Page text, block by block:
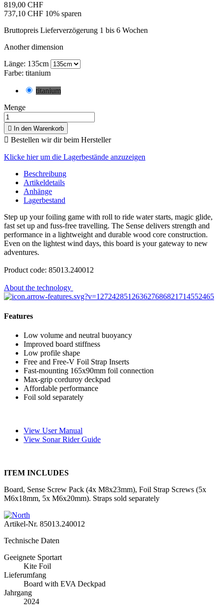
819,00 CHF
737,10 CHF 10% sparen
Bruttopreis Lieferverzögerung 1 bis 6 Wochen
Another dimension
Länge: 135cm
Farbe: titanium
titanium
Menge
 In den Warenkorb
 Bestellen wir dir beim Hersteller
Klicke hier um die Lagerbestände anzuzeigen
Beschreibung
Artikeldetails
Anhänge
Lagerbestand
Step up your foiling game with roll to ride water starts, magic glide,
fast set up and fuss-free travelling. The Sense delivers strength and
performance in a lightweight and durable wood core construction.
Even on the lightest wind days, this board is your gateway to new
adventures.
Product code: 85013.240012
About the technology
Features
Low volume and neutral buoyancy
Improved board stiffness
Low profile shape
Free and Free-V Foil Strap Inserts
Fast-mounting 165x90mm foil connection
Max-grip corduroy deckpad
Affordable performance
Foil sold separately
View User Manual
View Sonar Rider Guide
ITEM INCLUDES
Board, Sense Screw Pack (4x M8x23mm), Foil Strap Screws (5x
M6x18mm, 5x M6x20mm). Straps sold separately
Artikel-Nr. 85013.240012
Technische Daten
Geeignete Sportart
Kite Foil
Lieferumfang
Board with EVA Deckpad
Jahrgang
2024